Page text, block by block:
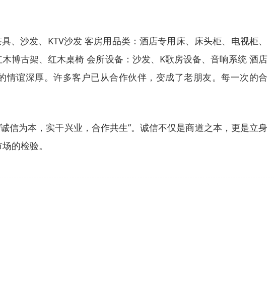
沙发、KTV沙发 客房用品类：酒店专用床、床头柜、电视柜、
博古架、红木桌椅 会所设备：沙发、K歌房设备、音响系统 酒店
谊深厚。许多客户已从合作伙伴，变成了老朋友。每一次的合
信为本，实干兴业，合作共生”。诚信不仅是商道之本，更是立身
的检验。